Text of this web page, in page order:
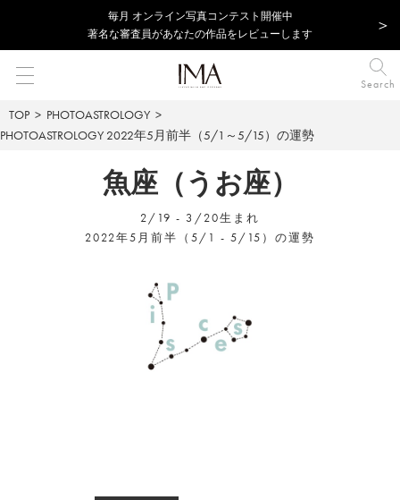
毎⽉ オンライン写真コンテスト開催中
著名な審査員があなたの作品をレビューします
Search
TOP
PHOTOASTROLOGY
PHOTOASTROLOGY 2022年5月前半（5/1～5/15）の運勢
魚座（うお座）
2/19 - 3/20生まれ
2022年5月前半（5/1 - 5/15）の運勢